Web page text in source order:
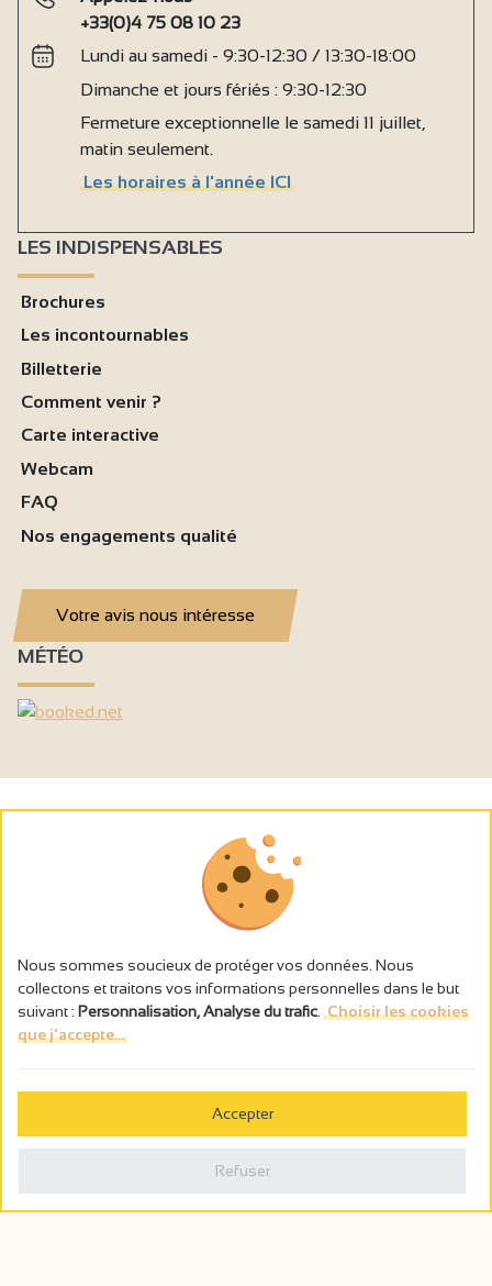
+33(0)4 75 08 10 23
Lundi au samedi - 9:30-12:30 / 13:30-18:00
Dimanche et jours fériés : 9:30-12:30
Fermeture exceptionnelle le samedi 11 juillet,
matin seulement.
Les horaires à l'année ICI
LES INDISPENSABLES
Brochures
Les incontournables
Billetterie
Comment venir ?
Carte interactive
Webcam
FAQ
Nos engagements qualité
Votre avis nous intéresse
MÉTÉO
L’abus d’alcool est dangereux pour la santé, à consommer avec
Politique de confidentialité
Nous sommes soucieux de protéger vos données. Nous
collectons et traitons vos informations personnelles dans le but
suivant : Personnalisation, Analyse du trafic Choisir les cookies
que j'accepte...
Accepter
Refuser